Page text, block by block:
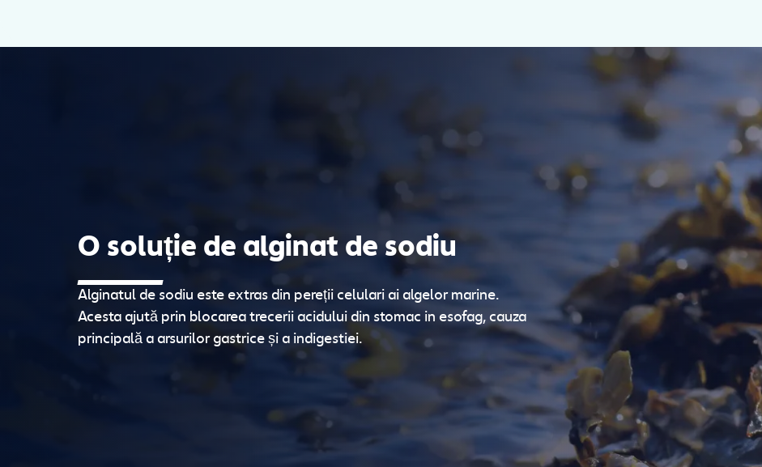
O soluție de alginat de sodiu
Alginatul de sodiu este extras din pereții celulari ai algelor marine.
Acesta ajută prin blocarea trecerii acidului din stomac in esofag, cauza
principală a arsurilor gastrice și a indigestiei.